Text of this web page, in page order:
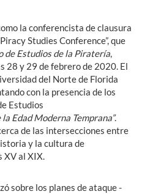
la conferencista de clausura
Studies Conference”, que
de Estudios de la Piratería,
28 y 29 de febrero de 2020. El
del Norte de Florida
con la presencia de los
Estudios
Edad Moderna Temprana”.
de las intersecciones entre
y la cultura de
XV al XIX.
sobre los planes de ataque -